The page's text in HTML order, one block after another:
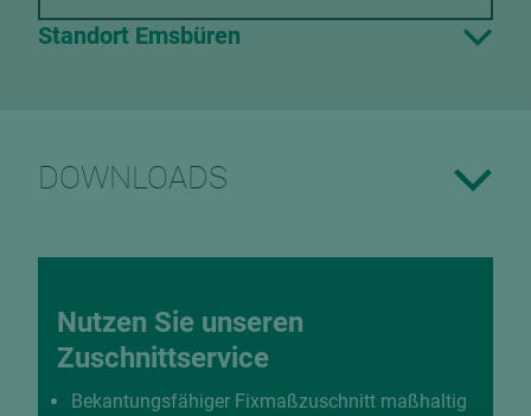
Standort Emsbüren
DOWNLOADS
Nutzen Sie unseren
Zuschnittservice
Bekantungsfähiger Fixmaßzuschnitt maßhaltig